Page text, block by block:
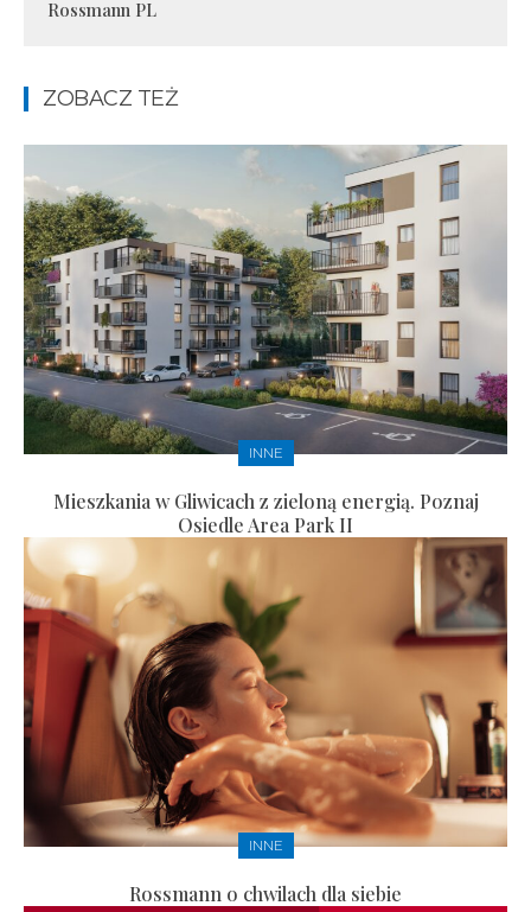
Rossmann PL
ZOBACZ TEŻ
INNE
Mieszkania w Gliwicach z zieloną energią. Poznaj
Osiedle Area Park II
INNE
Rossmann o chwilach dla siebie